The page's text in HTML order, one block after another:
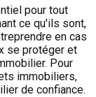
pour tout
ce qu'ils sont,
en cas
se protéger et
Pour
immobiliers,
de confiance.